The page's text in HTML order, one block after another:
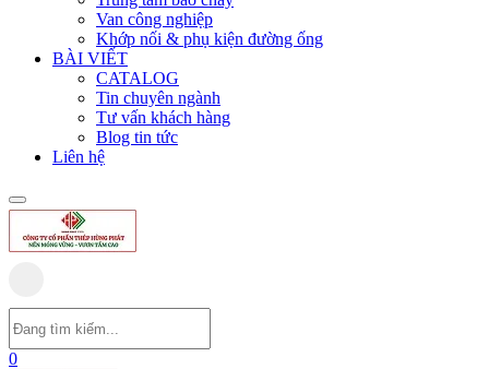
Van công nghiệp
Khớp nối & phụ kiện đường ống
BÀI VIẾT
CATALOG
Tin chuyên ngành
Tư vấn khách hàng
Blog tin tức
Liên hệ
0